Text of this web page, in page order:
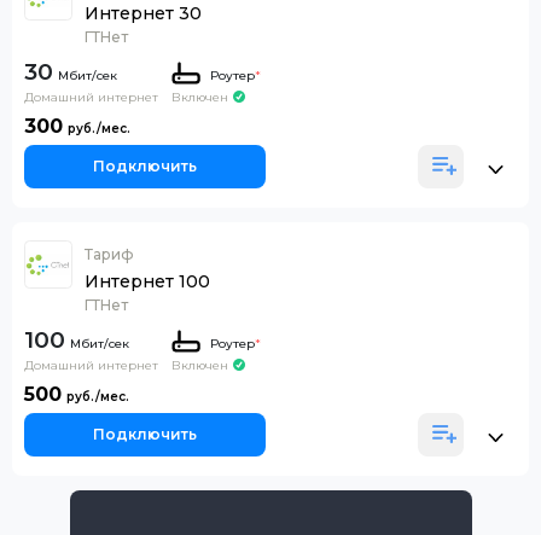
Интернет 30
ГТНет
30
Домашний интернет
Роутер*
Включен
300
Подключить
Тариф
Интернет 100
ГТНет
100
Домашний интернет
Роутер*
Включен
500
Подключить